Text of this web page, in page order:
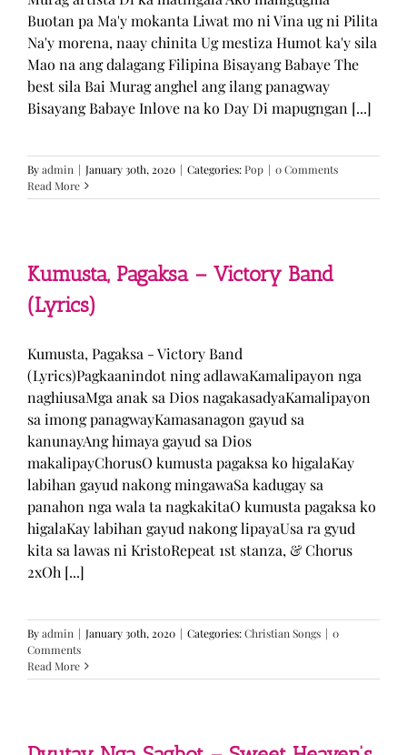
Buotan pa Ma'y mokanta Liwat mo ni Vina ug ni Pilita
Na'y morena, naay chinita Ug mestiza Humot ka'y sila
Mao na ang dalagang Filipina Bisayang Babaye The
best sila Bai Murag anghel ang ilang panagway
Bisayang Babaye Inlove na ko Day Di mapugngan [...]
Byadmin | January 30th, 2020 | Categories:Pop | 0 Comments
Read More
Kumusta, Pagaksa – Victory Band
(Lyrics)
Kumusta, Pagaksa - Victory Band
(Lyrics)Pagkaanindot ning adlawaKamalipayon nga
naghiusaMga anak sa Dios nagakasadyaKamalipayon
sa imong panagwayKamasanagon gayud sa
kanunayAng himaya gayud sa Dios
makalipayChorusO kumusta pagaksa ko higalaKay
labihan gayud nakong mingawaSa kadugay sa
panahon nga wala ta nagkakitaO kumusta pagaksa ko
higalaKay labihan gayud nakong lipayaUsa ra gyud
kita sa lawas ni KristoRepeat 1st stanza, & Chorus
2xOh [...]
Byadmin | January 30th, 2020 | Categories:Christian Songs | 0
Comments
Read More